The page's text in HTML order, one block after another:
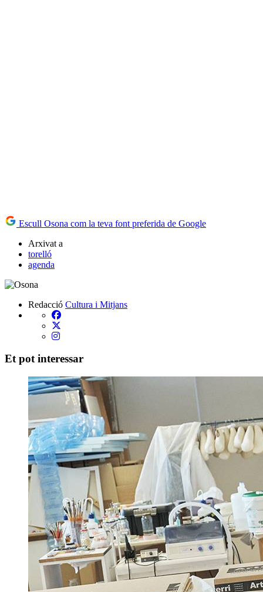
Escull Osona com la teva font preferida de Google
Arxivat a
torelló
agenda
Redacció Cultura i Mitjans
Et pot interessar